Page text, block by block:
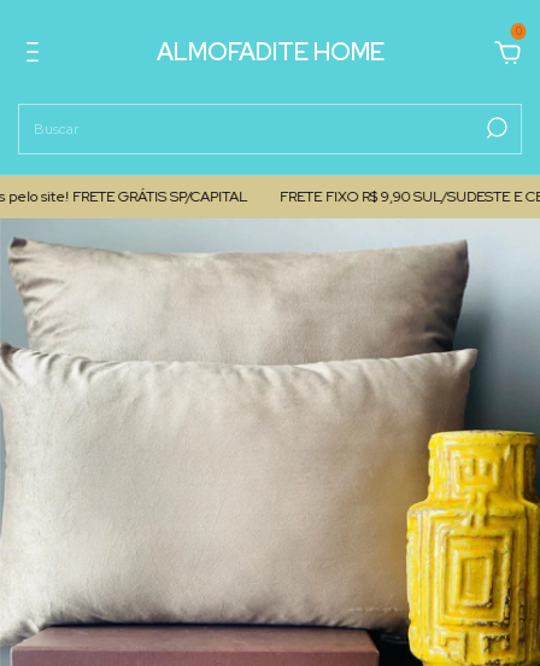
ALMOFADITE HOME
0
FRETE GRÁTIS SP/CAPITAL FRETE FIXO R$ 9,90 SUL/SUDESTE E CENTRO